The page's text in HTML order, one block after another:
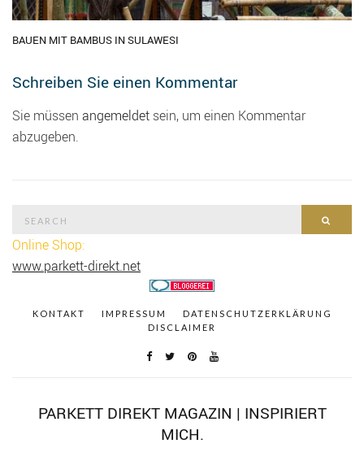
BAUEN MIT BAMBUS IN SULAWESI
Schreiben Sie einen Kommentar
Sie müssen angemeldet sein, um einen Kommentar
abzugeben.
for:
Online Shop:
www.parkett-direkt.net
KONTAKT IMPRESSUM
DATENSCHUTZERKLÄRUNG
DISCLAIMER
PARKETT DIREKT MAGAZIN | INSPIRIERT
MICH.